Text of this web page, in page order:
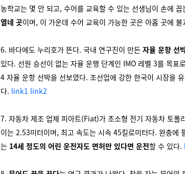
농학교는 몇 안 되고, 수어를 교육할 수 있는 선생님이 손에 꼽
열네 곳이며, 이 가운데 수어 교육이 가능한 곳은 아홉 곳에 불
6. 바다에도 누리호가 뜬다. 국내 연구진이 만든 자율 운항 선
있다. 선원 승선이 없는 자율 운행 단계인 IMO 레벨 3를 목표
4 자율 운항 선박을 선보였다. 조선업에 강한 한국이 시장을
다. link1 link2
7. 자동차 제조 업체 피아트(Fiat)가 초소형 전기 자동차 토
이는 2.53미터이며, 최고 속도는 시속 45킬로미터다. 완충에
는 14세 정도의 어린 운전자도 면허만 있다면 운전할 수 있다.